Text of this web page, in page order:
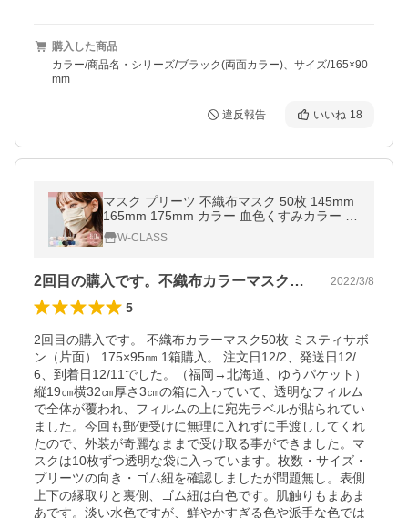
購入した商品
カラー/商品名・シリーズ/ブラック(両面カラー)、サイズ/165×90
mm
違反報告 いいね 18
マスク プリーツ 不織布マスク 50枚 145mm
165mm 175mm カラー 血色くすみカラー 個
包装 やわらかマスク WEIMALL
W-CLASS
2回目の購入です。不織布カラーマスク5… 2022/3/8
5
2回目の購入です。 不織布カラーマスク50枚 ミスティサボ
ン（片面） 175×95㎜ 1箱購入。 注文日12/2、発送日12/
6、到着日12/11でした。（福岡→北海道、ゆうパケット）
縦19㎝横32㎝厚さ3㎝の箱に入っていて、透明なフィルム
で全体が覆われ、フィルムの上に宛先ラベルが貼られてい
ました。今回も郵便受けに無理に入れずに手渡ししてくれ
たので、外装が奇麗なままで受け取る事ができました。マ
スクは10枚ずつ透明な袋に入っています。枚数・サイズ・
プリーツの向き・ゴム紐を確認しましたが問題無し。表側
上下の縁取りと裏側、ゴム紐は白色です。肌触りもまあま
あです。淡い水色ですが、鮮やかすぎる色や派手な色では